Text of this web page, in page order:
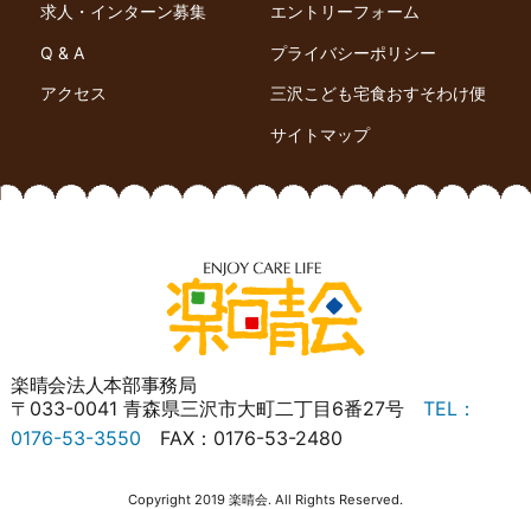
求人・インターン募集
Q & A
アクセス
エントリーフォーム
プライバシーポリシー
三沢こども宅食おすそわけ便
サイトマップ
楽晴会法人本部事務局
〒033-0041 青森県三沢市大町二丁目6番27号 TEL：
0176-53-3550 FAX：0176-53-2480
Copyright 2019 楽晴会. All Rights Reserved.